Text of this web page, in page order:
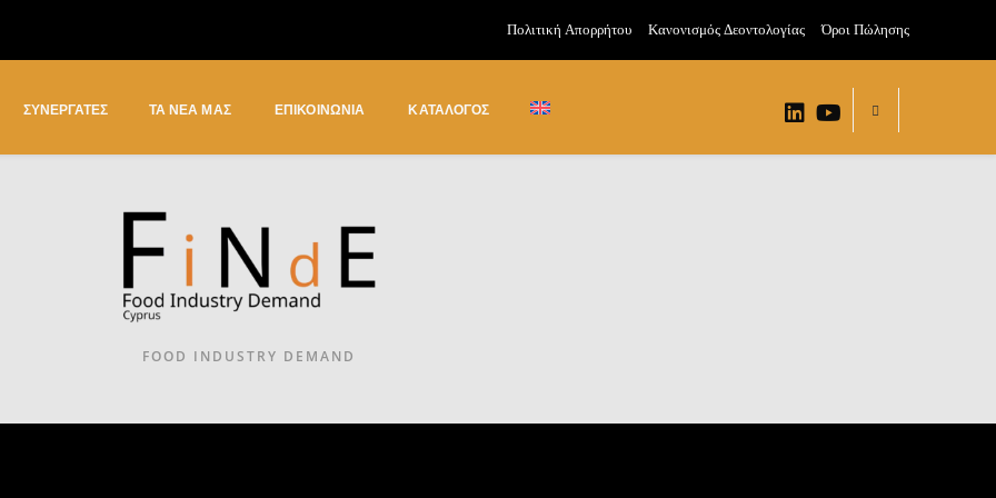
Πολιτική Απορρήτου Κανονισμός Δεοντολογίας Όροι Πώλησης
ΣΥΝΕΡΓΑΤΕΣ ΤΑ ΝΕΑ ΜΑΣ ΕΠΙΚΟΙΝΩΝΙΑ ΚΑΤΆΛΟΓΟΣ
FOOD INDUSTRY DEMAND